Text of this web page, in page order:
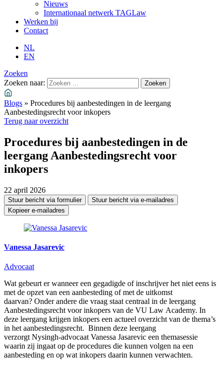
Nieuws
Internationaal netwerk TAGLaw
Werken bij
Contact
NL
EN
Zoeken
Zoeken naar:
Blogs » Procedures bij aanbestedingen in de leergang
Aanbestedingsrecht voor inkopers
Terug naar overzicht
Procedures bij aanbestedingen in de
leergang Aanbestedingsrecht voor
inkopers
22 april 2026
Stuur bericht via formulier
Stuur bericht via e-mailadres
Kopieer e-mailadres
Vanessa Jasarevic
Advocaat
Wat gebeurt er wanneer een gegadigde of inschrijver het niet eens is
met de opzet van een aanbesteding of met de uitkomst
daarvan? Onder andere die vraag staat centraal in de leergang
Aanbestedingsrecht voor inkopers van de VU Law Academy. In
deze leergang krijgen inkopers een actueel overzicht van de thema’s
in het aanbestedingsrecht. Binnen deze leergang
verzorgt Nysingh‑advocaat Vanessa Jasarevic een themasessie
waarin zij ingaat op de procedures die kunnen volgen na een
aanbesteding en op wat inkopers daarin kunnen verwachten.